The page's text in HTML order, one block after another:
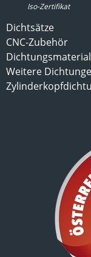
Iso-Zertifikat
Dichtsätze
CNC-Zubehör
Weitere